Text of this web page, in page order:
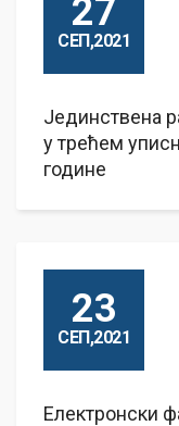
27
СЕП,2021
Јединствена
у трећем
године
23
СЕП,2021
Електронски